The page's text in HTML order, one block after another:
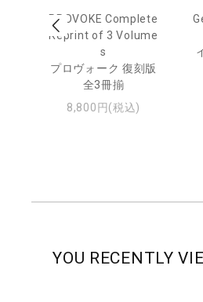
PROVOKE Complete
Reprint of 3 Volume
s
プロヴォーク 復刻版
全3冊揃
8,800円(税込)
YOU RECENTLY